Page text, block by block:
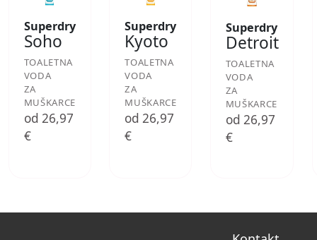
Superdry
Soho
TOALETNA
VODA
ZA
MUŠKARCE
od 26,97
€
Superdry
Kyoto
TOALETNA
VODA
ZA
MUŠKARCE
od 26,97
€
Superdry
Detroit
TOALETNA
VODA
ZA
MUŠKARCE
od 26,97
€